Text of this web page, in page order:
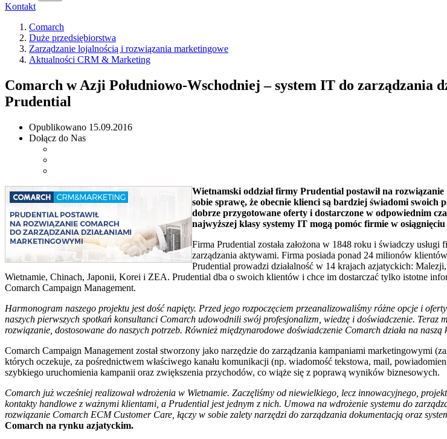
Kontakt
Comarch
Duże przedsiębiorstwa
Zarządzanie lojalnością i rozwiązania marketingowe
Aktualności CRM & Marketing
Comarch w Azji Południowo-Wschodniej – system IT do zarządzania
Prudential
Opublikowano 15.09.2016
Dołącz do Nas
Wietnamski oddział firmy Prudential postawił na
sobie sprawę, że obecnie klienci są bardziej świadomi
dobrze przygotowane oferty i dostarczone w odpowiednim
najwyższej klasy systemy IT mogą pomóc firmie w
Firma Prudential została założona w 1848 roku i świadczy
zarządzania aktywami. Firma posiada ponad 24 milionów
Prudential prowadzi działalność w 14 krajach azjatyckich:
Wietnamie, Chinach, Japonii, Korei i ZEA. Prudential dba o swoich klientów i chce im dostarczać tylko istotne
Comarch Campaign Management.
Harmonogram naszego projektu jest dość napięty. Przed jego rozpoczęciem przeanalizowaliśmy różne opcje i
naszych pierwszych spotkań konsultanci Comarch udowodnili swój profesjonalizm, wiedzę i doświadczenie. Teraz
rozwiązanie, dostosowane do naszych potrzeb. Również międzynarodowe doświadczenie Comarch działa na naszą
Comarch Campaign Management został stworzony jako narzędzie do zarządzania kampaniami
których oczekuje, za pośrednictwem właściwego kanału komunikacji (np. wiadomość tekstowa, mail,
szybkiego uruchomienia kampanii oraz zwiększenia przychodów, co wiąże się z poprawą wyników biznesowych.
Comarch już wcześniej realizował wdrożenia w Wietnamie. Zaczęliśmy od niewielkiego, lecz innowacyjnego,
kontakty handlowe z ważnymi klientami, a Prudential jest jednym z nich. Umowa na wdrożenie systemu do
rozwiązanie Comarch ECM Customer Care, łączy w sobie zalety narzędzi do zarządzania dokumentacją oraz
Comarch na rynku azjatyckim.